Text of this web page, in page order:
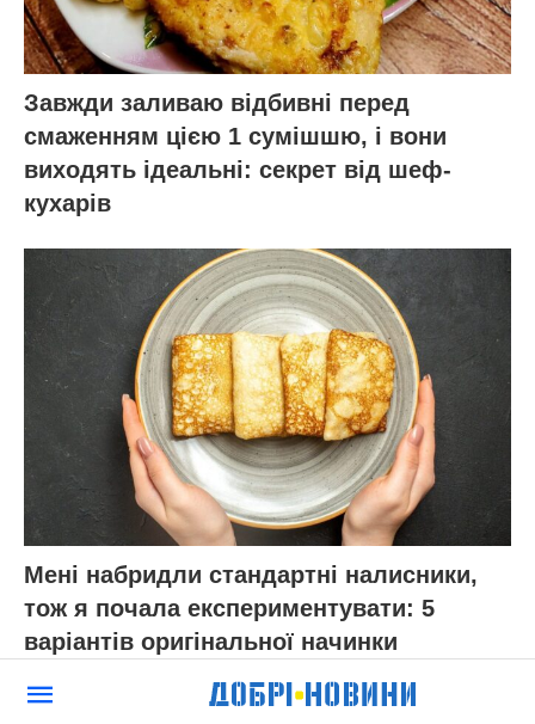
Завжди заливаю відбивні перед
смаженням цією 1 сумішшю, і вони
виходять ідеальні: секрет від шеф-
кухарів
Мені набридли стандартні налисники,
тож я почала експериментувати: 5
варіантів оригінальної начинки